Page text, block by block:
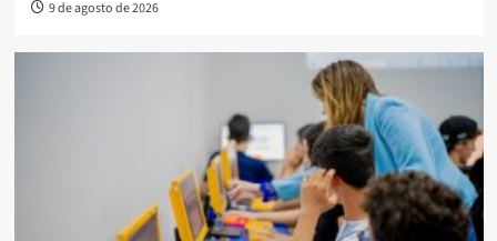
9 de agosto de 2026